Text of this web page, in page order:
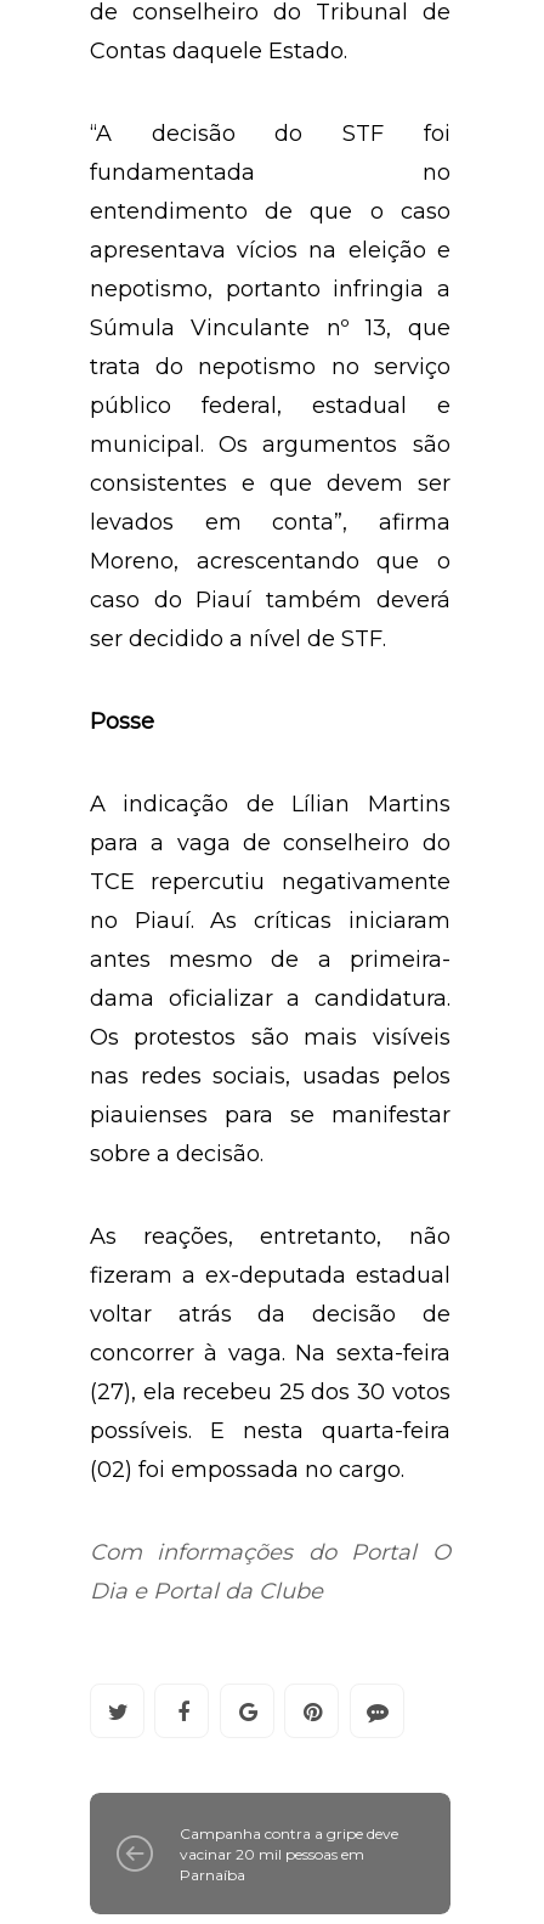
de conselheiro do Tribunal de
Contas daquele Estado.
“A decisão do STF foi
fundamentada no
entendimento de que o caso
apresentava vícios na eleição e
nepotismo, portanto infringia a
Súmula Vinculante nº 13, que
trata do nepotismo no serviço
público federal, estadual e
municipal. Os argumentos são
consistentes e que devem ser
levados em conta”, afirma
Moreno, acrescentando que o
caso do Piauí também deverá
ser decidido a nível de STF.
Posse
A indicação de Lílian Martins
para a vaga de conselheiro do
TCE repercutiu negativamente
no Piauí. As críticas iniciaram
antes mesmo de a primeira-
dama oficializar a candidatura.
Os protestos são mais visíveis
nas redes sociais, usadas pelos
piauienses para se manifestar
sobre a decisão.
As reações, entretanto, não
fizeram a ex-deputada estadual
voltar atrás da decisão de
concorrer à vaga. Na sexta-feira
(27), ela recebeu 25 dos 30 votos
possíveis. E nesta quarta-feira
(02) foi empossada no cargo.
Com informações do Portal O
Dia e Portal da Clube
Campanha contra a gripe deve
vacinar 20 mil pessoas em
Parnaíba